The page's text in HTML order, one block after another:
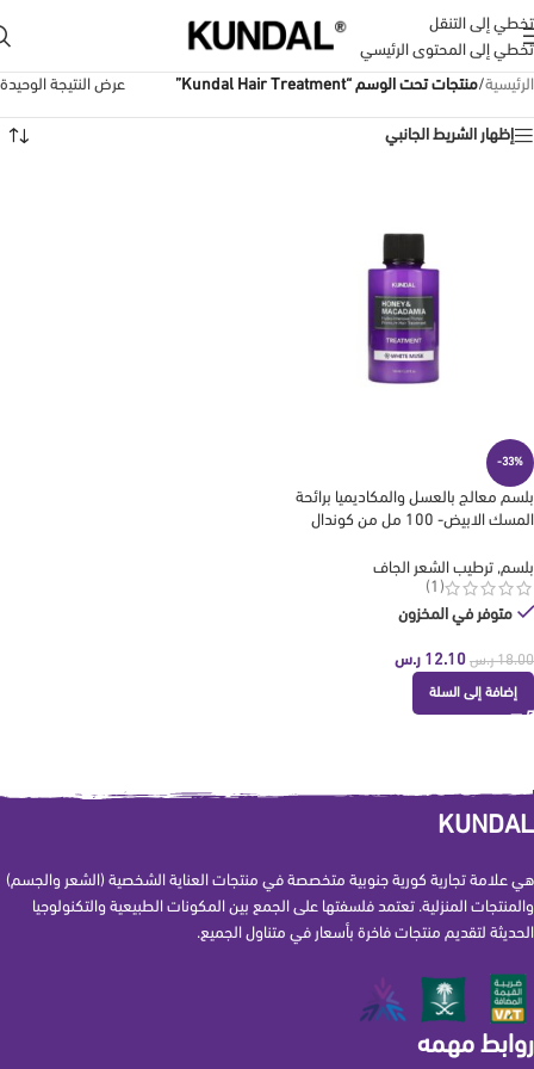
تخطي إلى التنقل
تخطي إلى المحتوى الرئيسي
الرئيسية/منتجات تحت الوسم “Kundal Hair Treatment” عرض النتيجة الوحيدة
إظهار الشريط الجانبي
-33%
بلسم معالج بالعسل والمكاديميا برائحة
المسك الابيض- 100 مل من كوندال
بلسم, ترطيب الشعر الجاف
(1)
متوفر في المخزون
18.00 ر.س 12.10 ر.س
إضافة إلى السلة
KUNDAL
هي علامة تجارية كورية جنوبية متخصصة في منتجات العناية الشخصية (الشعر والجسم)
والمنتجات المنزلية. تعتمد فلسفتها على الجمع بين المكونات الطبيعية والتكنولوجيا
الحديثة لتقديم منتجات فاخرة بأسعار في متناول الجميع.
روابط مهمه